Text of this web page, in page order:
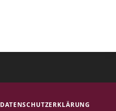
DATENSCHUTZERKLÄRUNG